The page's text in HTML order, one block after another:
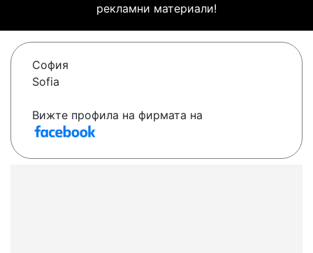
рекламни материали!
София
Sofia
Вижте профила на фирмата на